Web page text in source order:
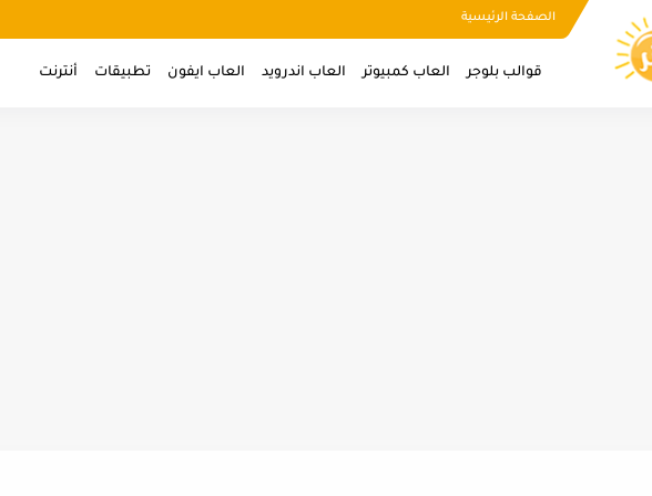
الصفحة الرئيسية
قوالب بلوجر العاب كمبيوتر العاب اندرويد العاب ايفون تطبيقات أنترنت